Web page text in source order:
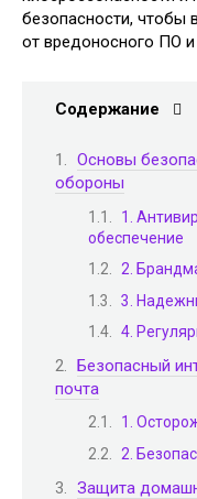
безопасности, чтобы
от вредоносного ПО и
Содержание
Основы
обороны
1.
обеспечение
2.
3.
4.
Безопасный
почта
1.
2.
Защита